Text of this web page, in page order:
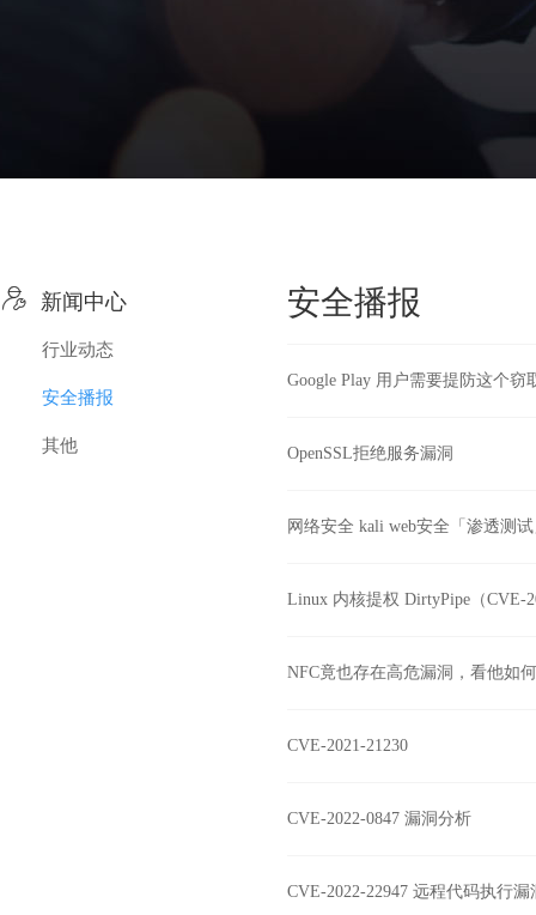
 新闻中心
行业动态
安全播报
其他
安全播报
Google Play 用户需要提防这个窃
OpenSSL拒绝服务漏洞
网络安全 kali web安全「渗透测
Linux 内核提权 DirtyPipe（CVE-
NFC竟也存在高危漏洞，看他如
CVE-2021-21230
CVE-2022-0847 漏洞分析
CVE-2022-22947 远程代码执行